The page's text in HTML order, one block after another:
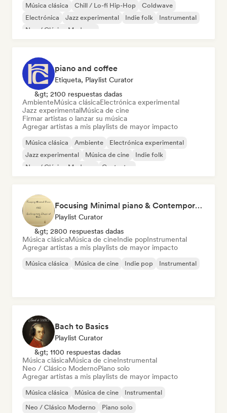
Música clásica Chill / Lo-fi Hip-Hop
Coldwave
Electrónica
Jazz experimental Indie folk
Instrumental
Neo / Clásico Moderno
piano and coffee
Etiqueta, Playlist Curator
&gt; 2100 respuestas dadas
AmbienteMúsica clásicaElectrónica experimental
Jazz experimentalMúsica de cine
Firmar artistas o lanzar su música
Agregar artistas a mis playlists de mayor impacto
Música clásica Ambiente
Electrónica experimental
Jazz experimental
Música de cine
Indie folk
Neo / Clásico Moderno
Cantautor
Focusing Minimal piano & Contemporary classical music
Playlist Curator
&gt; 2800 respuestas dadas
Música clásicaMúsica de cineIndie popInstrumental
Agregar artistas a mis playlists de mayor impacto
Música clásica Música de cine Indie pop Instrumental
Bach to Basics
Playlist Curator
&gt; 1100 respuestas dadas
Música clásicaMúsica de cineInstrumental
Neo / Clásico ModernoPiano solo
Agregar artistas a mis playlists de mayor impacto
Música clásica Música de cine
Instrumental
Neo / Clásico Moderno
Piano solo